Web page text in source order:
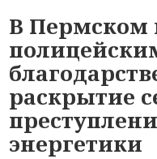
В Пермском
раскрытие
энергетики